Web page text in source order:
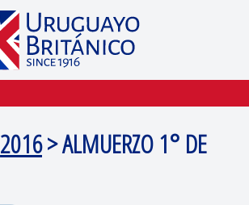
2016> ALMUERZO 1° DE